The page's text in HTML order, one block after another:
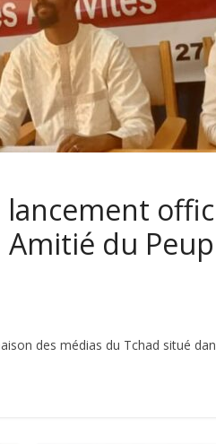
Amitié du
des médias du Tchad situé